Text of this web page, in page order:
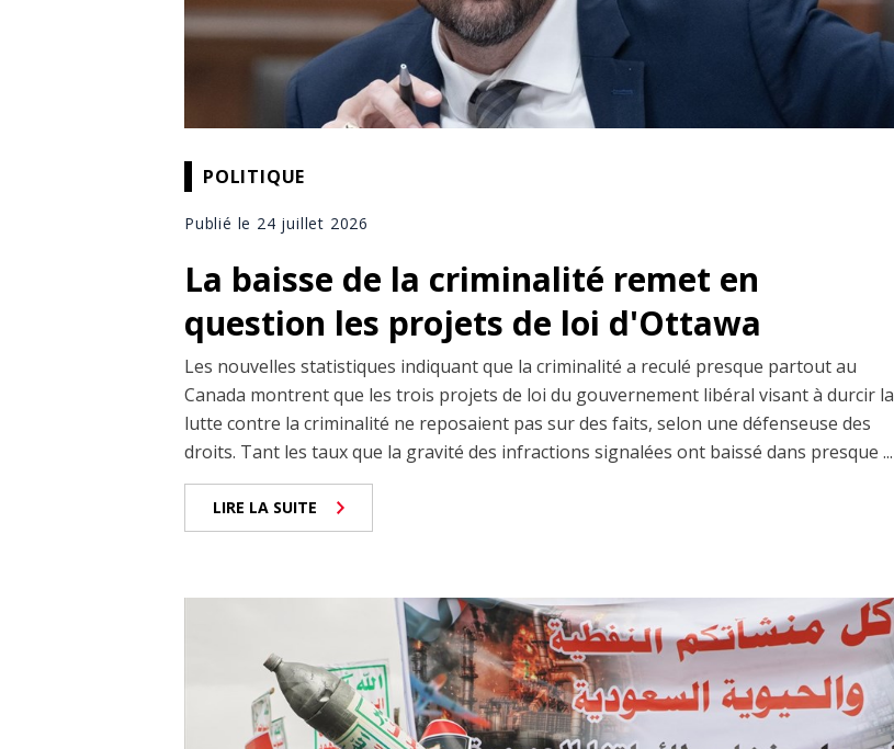
POLITIQUE
Publié le 24 juillet 2026
La baisse de la criminalité remet en
question les projets de loi d'Ottawa
Les nouvelles statistiques indiquant que la criminalité a reculé presque partout au
Canada montrent que les trois projets de loi du gouvernement libéral visant à durcir la
lutte contre la criminalité ne reposaient pas sur des faits, selon une défenseuse des
droits. Tant les taux que la gravité des infractions signalées ont baissé dans presque ...
LIRE LA SUITE